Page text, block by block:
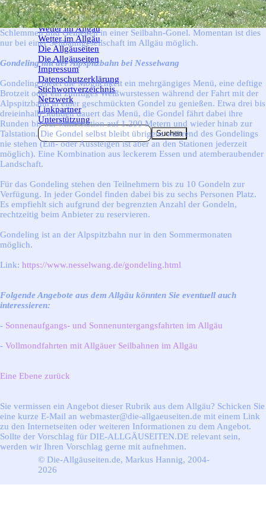
Aus dem Allgäu▼
Aus dem Allgäu
Wetter im Allgäu▼
Wetter im Allgäu
Die Allgäuseiten▼
Die Allgäuseiten
Impressum
Datenschutzerklärung
Stichwortverzeichnis
Netzwerk
Linkpartner
Unterstützung
Suchen
Schlemmen und Genießen in einer Seilbahn-Gonel. Momentan ist dies
nur bei einer Seilbahngesellschaft im Allgäu möglich.
Gondeling mit der Alpspitzbahn bei Nesselwang
Gondeling bietet die Möglichkeit ein mehrgängiges Menü, eine deftige
Brotzeit oder ein zünftiges Weißwurstessen während der Fahrt mit der
Alpspitzbahn in einer geschmückten Gondel zu genießen. Etwa drei bis
dreieinhalb Stunden dauert das Menü, die Gondel fährt dabei ihre
Runden bis zur Mittelstation auf 1.200 Metern und wieder hinab zur
Talstation. Die Gondel selbst bleibt übrigens während des Gondelings
nie stehen (Ein- oder Aussteigen ist aber an den Stationen jederzeit
möglich). Eine Kombination aus leckerem Essen und atemberaubender
Landschaft.
Für das Gondeling stehen den Teilnehmern bis zu 10 Gondeln zur
Verfügung. In jeder Gondel finden dabei bis zu sechs Personen Platz.
Es empfiehlt sich aufgrund der begrenzten Anzahl der Gondeln,
rechtzeitig beim Anbieter zu reservieren.
Gondeling ist an der Alpspitzbahn nur in den Sommermonaten
möglich.
Link: https://www.nesselwang.de/gondeling.html
Folgende Angebote aus dem Allgäu könnten Sie eventuell auch
interessieren:
- Sonnenaufgangs- und Sonnenuntergangsfahrten im Allgäu
- Vollmondfahrten mit Allgäuer Seilbahnen im Allgäu
Eine Ebene zurück
Sie vermissen ein Angebot dieser Rubrik aus dem Allgäu? Schicken Sie
eine kurze E-Mail an webmaster@die-allgaeuseiten.de mit einem Link
zu den Internetseiten oder weiteren Informationen zu dem Angebot.
Sollte der Vorschlag für DIE-ALLGÄUSEITEN.DE relevant sein,
werden wir Ihren Vorschlag gerne mit aufnehmen.
© Die-Allgäuseiten.de, Markus Hannig, 2004-
2026